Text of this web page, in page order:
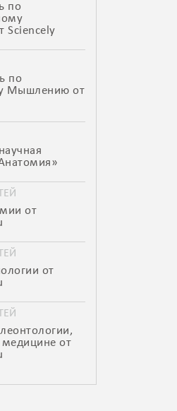
по
Sciencely
по
Мышлению от
от
от
медицине от